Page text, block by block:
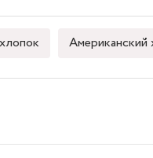
Американский